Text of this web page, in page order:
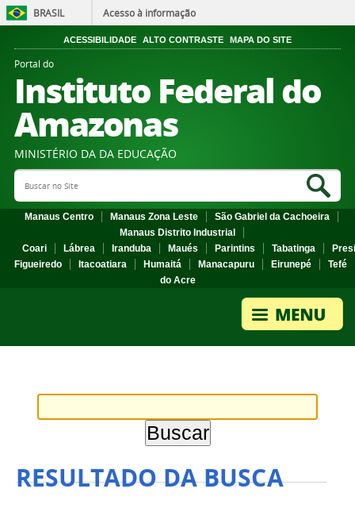
BRASIL Acesso à informação
ACESSIBILIDADE ALTO CONTRASTE MAPA DO SITE
Portal do
Instituto Federal do
Amazonas
MINISTÉRIO DA DA EDUCAÇÃO
Search Site
Manaus Centro Manaus Zona Leste
São Gabriel da Cachoeira
Manaus Distrito Industrial
Coari
Lábrea Iranduba Maués Parintins Tabatinga
Figueiredo
Itacoatiara Humaitá Manacapuru Eirunepé
Tefé
do Acre
RESULTADO DA BUSCA